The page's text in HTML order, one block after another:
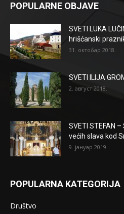
POPULARNE OBJAVE
SVETI LUKA
hrišćanski
31. октобар 2018.
SVETI ILIJA
2. август 2018.
SVETI STEFAN
većih slava kod
9. јануар 2019.
POPULARNA KATEGORIJA
Društvo